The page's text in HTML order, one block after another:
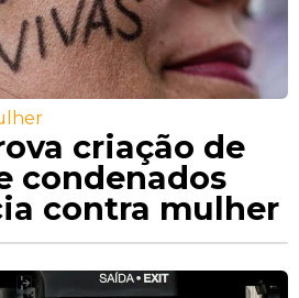
criação de
condenados
contra mulher